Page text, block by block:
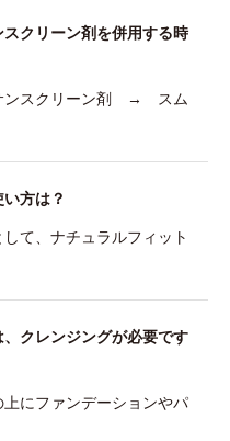
クリーン剤を併用する時
クリーン剤 → スム
方は？
て、ナチュラルフィット
クレンジングが必要です
にファンデーションやパ